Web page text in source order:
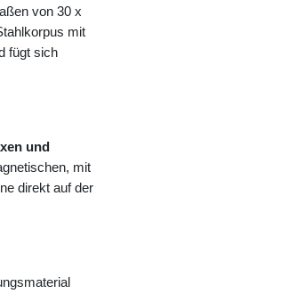
von 30 x
mit
fügt sich
und
mit
direkt auf der